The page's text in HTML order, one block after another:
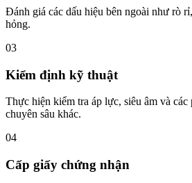
Đánh giá các dấu hiệu bên ngoài như rò
hỏng.
03
Kiểm định kỹ thuật
Thực hiện kiểm tra áp lực, siêu âm và
chuyên sâu khác.
04
Cấp giấy chứng nhận